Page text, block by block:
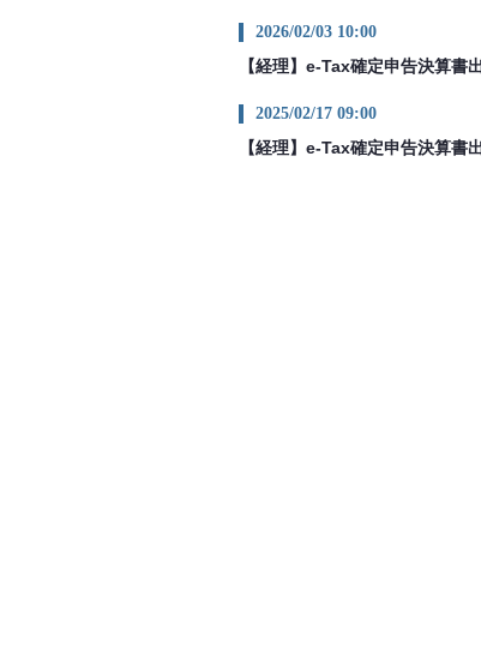
2026/02/03 10:00
【経理】e-Tax確定申告決算書
2025/02/17 09:00
【経理】e-Tax確定申告決算書